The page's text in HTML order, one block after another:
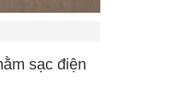
sạc điện